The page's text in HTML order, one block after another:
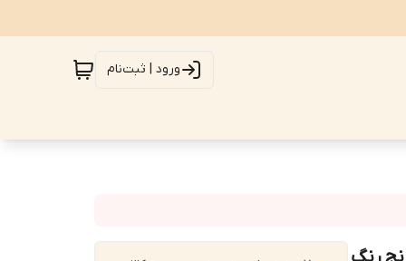
ورود | ثبت‌نام